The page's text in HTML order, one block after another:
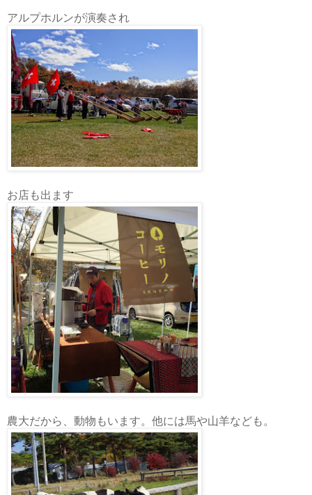
アルプホルンが演奏され
お店も出ます
農大だから、動物もいます。他には馬や山羊なども。